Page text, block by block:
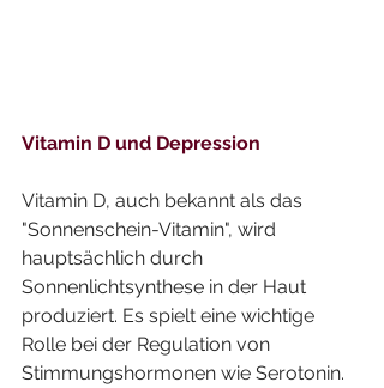
Vitamin D und Depression
Vitamin D, auch bekannt als das
"Sonnenschein-Vitamin", wird
hauptsächlich durch
Sonnenlichtsynthese in der Haut
produziert. Es spielt eine wichtige
Rolle bei der Regulation von
Stimmungshormonen wie Serotonin.